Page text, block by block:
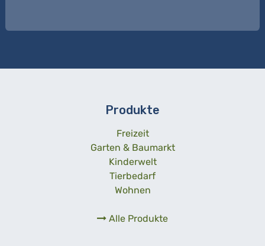
Produkte
Freizeit
Garten & Baumarkt
Kinderwelt
Tierbedarf
Wohnen
Alle Produkte